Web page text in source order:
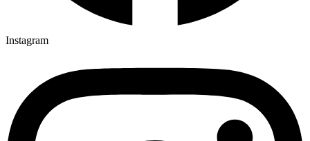
Instagram